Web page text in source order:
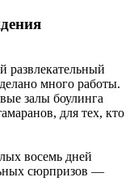
развлекательный
много работы.
залы боулинга
для тех, кто
восемь дней
сюрпризов —